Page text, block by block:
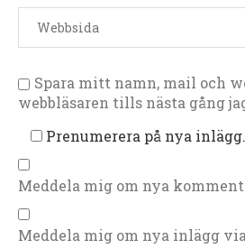
Spara mitt namn, mail och
webbläsaren tills nästa gång
Prenumerera på nya inlägg.
Meddela mig om nya
Meddela mig om nya inlägg